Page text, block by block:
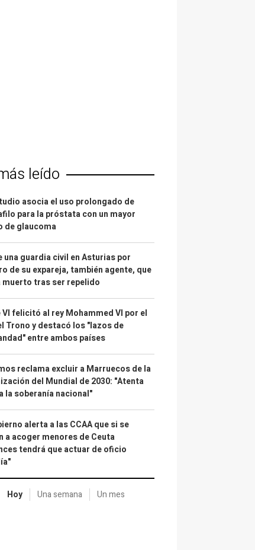
leído
asocia el uso prolongado de
para la próstata con un mayor
de glaucoma
una guardia civil en Asturias por
de su expareja, también agente, que
muerto tras ser repelido
VI felicitó al rey Mohammed VI por el
Trono y destacó los "lazos de
entre ambos países
reclama excluir a Marruecos de la
del Mundial de 2030: "Atenta
la soberanía nacional"
alerta a las CCAA que si se
a acoger menores de Ceuta
tendrá que actuar de oficio
Hoy Una semana Un mes